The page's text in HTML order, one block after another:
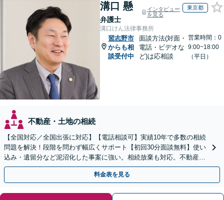
溝口 懸
弁護士
インタビュー
を見る
東京都
溝口けん法律事務所
習志野市
からも相
談受付中
面談方法(対面・
電話・ビデオな
ど)は応相談
営業時間：0
9:00~18:00
（平日）
不動産・土地の相続
【全国対応／全国出張に対応】【電話相談可】実績10年で多数の相続
問題を解決！段階を問わず幅広くサポート【初回30分面談無料】使い
込み・遺留分など泥沼化した事案に強い。相続放棄も対応。不動産相
続は次世代を見据えたご提案。生前対策もお任せを
料金表を見る